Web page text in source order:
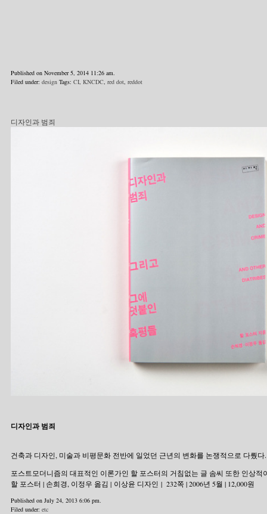
Published on November 5, 2014 11:26 am.
Filed under: designTags: CI, KNCDC, red dot, reddot
디자인과 범죄
디자인과 범죄
건축과 디자인, 미술과 비평문화 전반에 일었던 근년의 변화를 논쟁적으로 다뤘다.
포스트모더니즘의 대표적인 이론가인 할 포스터의 거침없는 글 솜씨 또한 인상적
할 포스터 | 손희경, 이정우 옮김 | 이상윤 디자인 | 232쪽 | 2006년 5월 | 12,000원
Published on July 24, 2013 6:06 pm.
Filed under: etc